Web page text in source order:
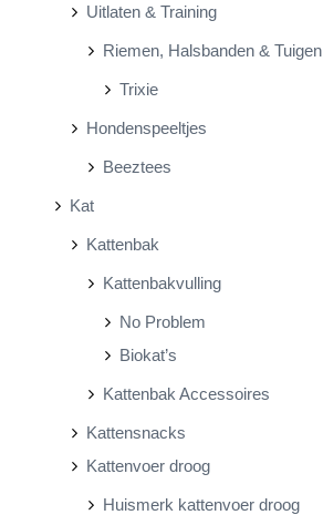
Uitlaten & Training
Riemen, Halsbanden & Tuigen
Trixie
Hondenspeeltjes
Beeztees
Kat
Kattenbak
Kattenbakvulling
No Problem
Biokat’s
Kattenbak Accessoires
Kattensnacks
Kattenvoer droog
Huismerk kattenvoer droog